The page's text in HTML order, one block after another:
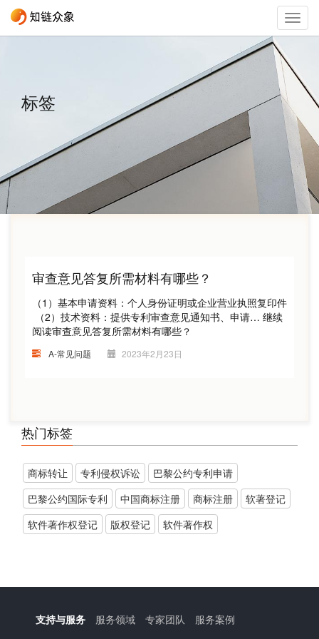
标签
审查意见答复所需材料有哪些？
（1）基本申请资料：个人身份证明或企业营业执照复印件
（2）技术资料：提供专利审查意见通知书、申请… 继续
阅读审查意见答复所需材料有哪些？
A-常见问题 2023年2月23日
热门标签
商标转让 ​专利侵权诉讼
巴黎公约专利申请
巴黎公约国际专利
中国商标注册 商标注册
软著登记
软件著作权登记
版权登记 软件著作权
支持与服务 服务领域 专家团队 服务案例